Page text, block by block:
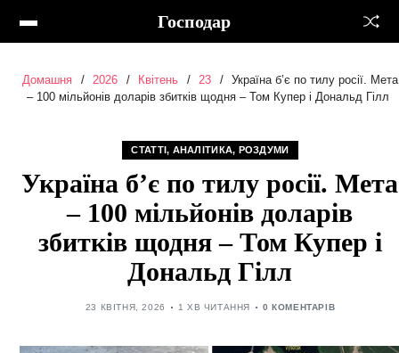
Господар
Домашня 2026 Квітень 23
Україна б’є по тилу росії. Мета
– 100 мільйонів доларів збитків щодня – Том Купер і Дональд Гілл
СТАТТІ, АНАЛІТИКА, РОЗДУМИ
Україна б’є по тилу росії. Мета
– 100 мільйонів доларів
збитків щодня – Том Купер і
Дональд Гілл
23 КВІТНЯ, 2026 1 ХВ ЧИТАННЯ 0 КОМЕНТАРІВ